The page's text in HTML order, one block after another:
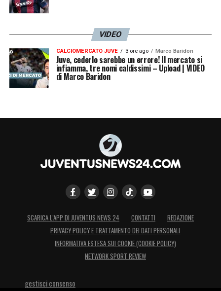
VIDEO
CALCIOMERCATO JUVE 3 ore ago Marco Baridon
Juve, cederlo sarebbe un errore! Il mercato si
infiamma, tre nomi caldissimi – Upload | VIDEO
di Marco Baridon
SCARICA L’APP DI JUVENTUS NEWS 24 CONTATTI
REDAZIONE
PRIVACY POLICY E TRATTAMENTO DEI DATI PERSONALI
INFORMATIVA ESTESA SUI COOKIE (COOKIE POLICY)
NETWORK SPORT REVIEW
gestisci consenso